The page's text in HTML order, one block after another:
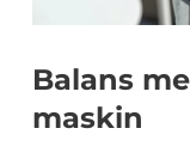
Balans
maskin